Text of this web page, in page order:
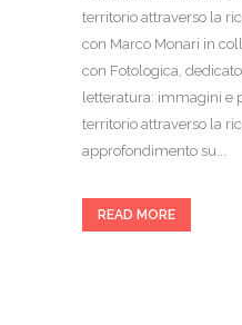
territorio attraverso la
con Marco Monari in
con Fotologica,
letteratura: immagini e
territorio attraverso la
approfondimento su...
READ MORE